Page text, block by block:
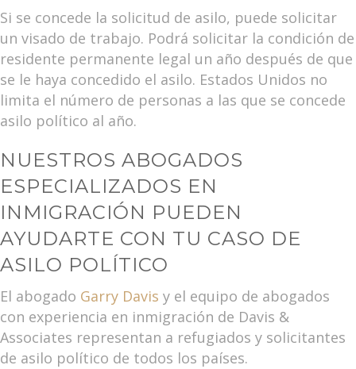
Si se concede la solicitud de asilo, puede solicitar
un visado de trabajo. Podrá solicitar la condición de
residente permanente legal un año después de que
se le haya concedido el asilo. Estados Unidos no
limita el número de personas a las que se concede
asilo político al año.
NUESTROS ABOGADOS
ESPECIALIZADOS EN
INMIGRACIÓN PUEDEN
AYUDARTE CON TU CASO DE
ASILO POLÍTICO
El abogado Garry Davis y el equipo de abogados
con experiencia en inmigración de Davis &
Associates representan a refugiados y solicitantes
de asilo político de todos los países.